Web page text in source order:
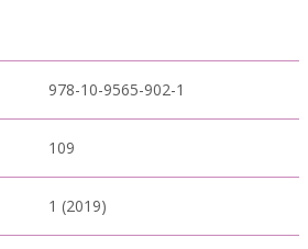
978-10-9565-902-1
109
1 (2019)